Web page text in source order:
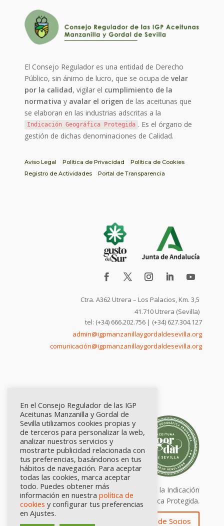
El Consejo Regulador es una entidad de Derecho
Público, sin ánimo de lucro, que se ocupa develar
por la calidad, vigilar el cumplimiento de la
normativa y avalar el origen de las aceitunas que
se elaboran en las industrias adscritas a la
Indicación Geográfica Protegida . Es el órgano de
gestión de dichas denominaciones de Calidad.
Aviso Legal Política de Privacidad
Política de Cookies
Registro de Actividades
Portal de Transparencia
Ctra. A362 Utrera – Los Palacios, Km. 3,5
41.710 Utrera (Sevilla)
tel: (+34) 666.202.756 | (+34) 627.304.127
admin@igpmanzanillaygordaldesevilla.org
comunicación@igpmanzanillaygordaldesevilla.org
Calidad certificada por Origen. Sellos de la Indicación
Geográfica Protegida.
Zona de Socios
En el Consejo Regulador de las IGP
Aceitunas Manzanilla y Gordal de
Sevilla utilizamos cookies propias y
de terceros para personalizar la web,
analizar nuestros servicios y
mostrarte publicidad relacionada con
tus preferencias, basándonos en tus
hábitos de navegación. Para aceptar
todas las cookies, marca aceptar
todo. Puedes obtener más
información en nuestra política de
cookies y configurar tus preferencias
en Ajustes.